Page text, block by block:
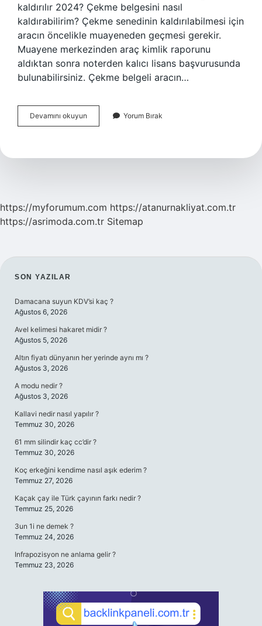
kaldırılır 2024? Çekme belgesini nasıl
kaldırabilirim? Çekme senedinin kaldırılabilmesi için
aracın öncelikle muayeneden geçmesi gerekir.
Muayene merkezinden araç kimlik raporunu
aldıktan sonra noterden kalıcı lisans başvurusunda
bulunabilirsiniz. Çekme belgeli aracın…
Devamını okuyun
Olan
Belgeli
Yorum Bırak
https://myforumum.com https://atanurnakliyat.com.tr
https://asrimoda.com.tr Sitemap
SIDEBAR
SON YAZILAR
Damacana suyun KDV’si kaç ?
Ağustos 6, 2026
Avel kelimesi hakaret midir ?
Ağustos 5, 2026
Altın fiyatı dünyanın her yerinde aynı mı ?
Ağustos 3, 2026
A modu nedir ?
Ağustos 3, 2026
Kallavi nedir nasıl yapılır ?
Temmuz 30, 2026
61 mm silindir kaç cc’dir ?
Temmuz 30, 2026
Koç erkeğini kendime nasıl aşık ederim ?
Temmuz 27, 2026
Kaçak çay ile Türk çayının farkı nedir ?
Temmuz 25, 2026
3un 1i ne demek ?
Temmuz 24, 2026
Infrapozisyon ne anlama gelir ?
Temmuz 23, 2026